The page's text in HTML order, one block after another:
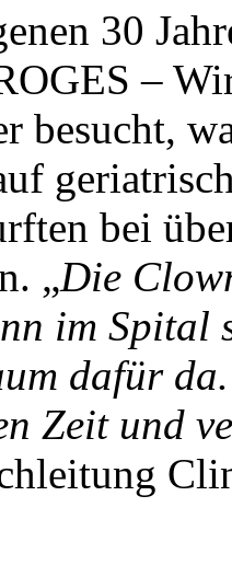
30
–
besucht,
bei
„Die
im Spital
dafür
Zeit und